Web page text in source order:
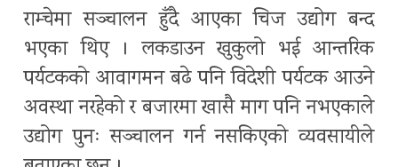
राम्चेमा सञ्चालन हुँदै आएका चिज उद्योग बन्द
भएका थिए । लकडाउन खुकुलो भई आन्तरिक
पर्यटकको आवागमन बढे पनि विदेशी पर्यटक आउने
अवस्था नरहेको र बजारमा खासै माग पनि नभएकाले
उद्योग पुनः सञ्चालन गर्न नसकिएको व्यवसायीले